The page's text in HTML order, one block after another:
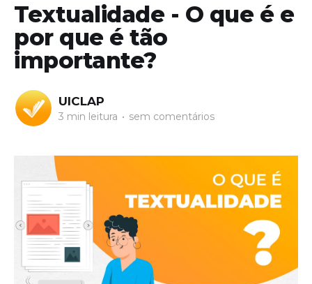
Textualidade - O que é e
por que é tão
importante?
UICLAP
3 min leitura • sem comentários